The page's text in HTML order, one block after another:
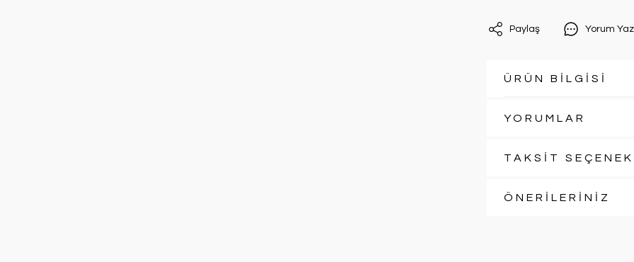
Paylaş Yorum Yaz
ÜRÜN BİLGİSİ
YORUMLAR
TAKSİT
ÖNERİLERİNİZ